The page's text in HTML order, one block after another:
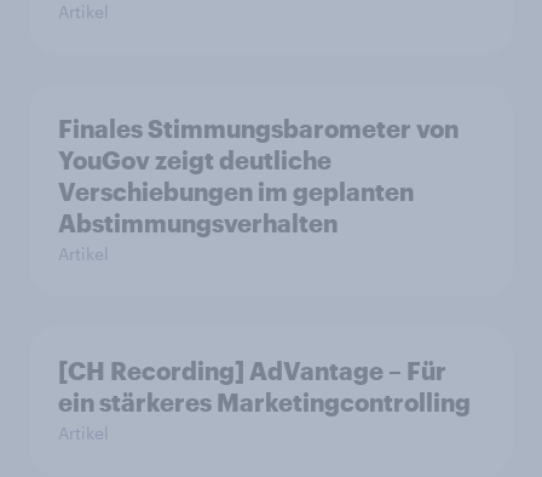
Artikel
Finales Stimmungsbarometer von
YouGov zeigt deutliche
Verschiebungen im geplanten
Abstimmungsverhalten
Artikel
[CH Recording] AdVantage – Für
ein stärkeres Marketingcontrolling
Artikel